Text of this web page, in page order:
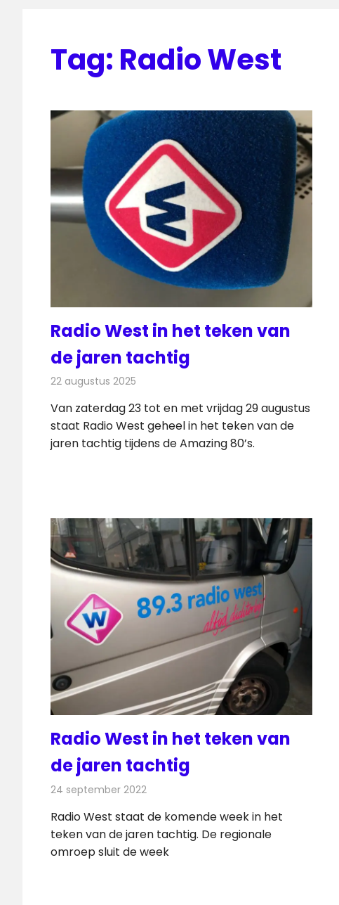
Tag: Radio West
Radio West in het teken van
de jaren tachtig
22 augustus 2025
Van zaterdag 23 tot en met vrijdag 29 augustus
staat Radio West geheel in het teken van de
jaren tachtig tijdens de Amazing 80’s.
Radio West in het teken van
de jaren tachtig
24 september 2022
Radio West staat de komende week in het
teken van de jaren tachtig. De regionale
omroep sluit de week